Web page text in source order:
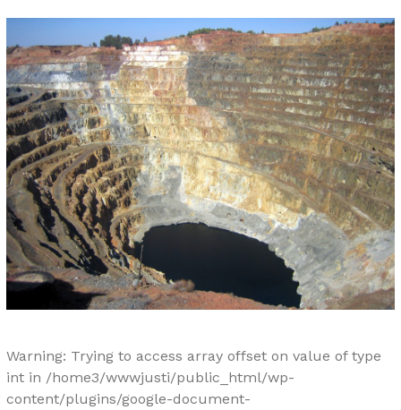
Warning: Trying to access array offset on value of type
int in /home3/wwwjusti/public_html/wp-
content/plugins/google-document-